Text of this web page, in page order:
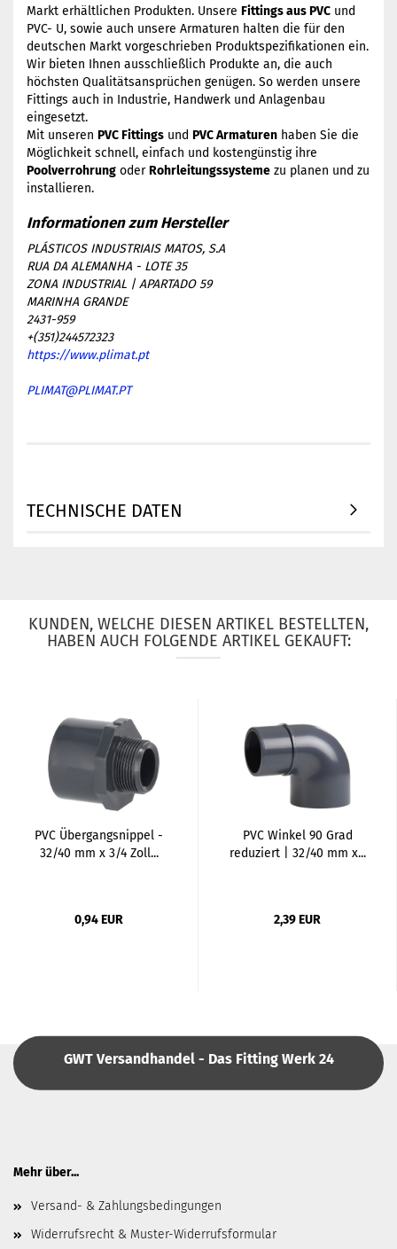
Markt erhältlichen Produkten. Unsere Fittings aus PVC und
PVC- U, sowie auch unsere Armaturen halten die für den
deutschen Markt vorgeschrieben Produktspezifikationen ein.
Wir bieten Ihnen ausschließlich Produkte an, die auch
höchsten Qualitätsansprüchen genügen. So werden unsere
Fittings auch in Industrie, Handwerk und Anlagenbau
eingesetzt.
Mit unseren PVC Fittings und PVC Armaturen haben Sie die
Möglichkeit schnell, einfach und kostengünstig ihre
Poolverrohrung oderRohrleitungssysteme zu planen und zu
installieren.
PLÁSTICOS INDUSTRIAIS MATOS, S.A
RUA DA ALEMANHA - LOTE 35
ZONA INDUSTRIAL | APARTADO 59
MARINHA GRANDE
2431-959
+(351)244572323
https://www.plimat.pt
PLIMAT@PLIMAT.PT
TECHNISCHE DATEN
KUNDEN, WELCHE DIESEN ARTIKEL BESTELLTEN,
HABEN AUCH FOLGENDE ARTIKEL GEKAUFT:
PVC Übergangsnippel -
32/40 mm x 3/4 Zoll...
0,94 EUR
PVC Winkel 90 Grad
reduziert | 32/40 mm x...
2,39 EUR
GWT Versandhandel - Das Fitting Werk 24
Mehr über...
Versand- & Zahlungsbedingungen
Widerrufsrecht & Muster-Widerrufsformular